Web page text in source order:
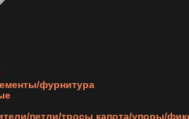
фурнитура
петли/тросы капота/упоры/